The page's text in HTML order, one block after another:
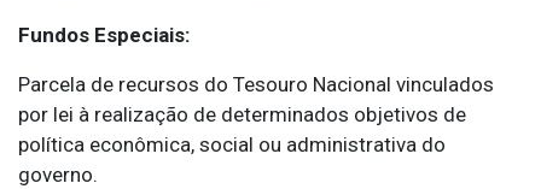
Fundos Especiais:
Parcela de recursos do Tesouro Nacional vinculados
por lei à realização de determinados objetivos de
política econômica, social ou administrativa do
governo.